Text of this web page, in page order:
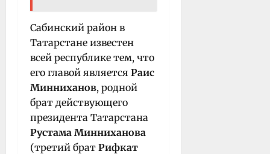
Сабинский район в
Татарстане известен
всей республике тем, что
его главой является Раис
Минниханов, родной
брат действующего
президента Татарстана
Рустама Минниханова
(третий брат Рифкат